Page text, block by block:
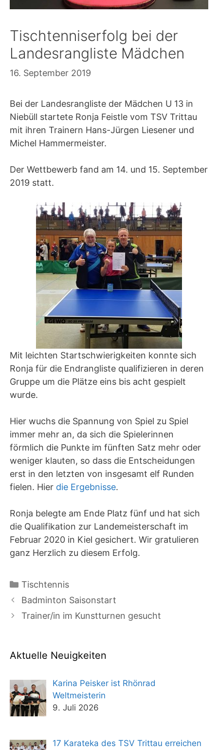
Tischtenniserfolg bei der
Landesrangliste Mädchen
16. September 2019
Bei der Landesrangliste der Mädchen U 13 in
Niebüll startete Ronja Feistle vom TSV Trittau
mit ihren Trainern Hans-Jürgen Liesener und
Michel Hammermeister.
Der Wettbewerb fand am 14. und 15. September
2019 statt.
Mit leichten Startschwierigkeiten konnte sich
Ronja für die Endrangliste qualifizieren in deren
Gruppe um die Plätze eins bis acht gespielt
wurde.
Hier wuchs die Spannung von Spiel zu Spiel
immer mehr an, da sich die Spielerinnen
förmlich die Punkte im fünften Satz mehr oder
weniger klauten, so dass die Entscheidungen
erst in den letzten von insgesamt elf Runden
fielen. Hier die Ergebnisse.
Ronja belegte am Ende Platz fünf und hat sich
die Qualifikation zur Landemeisterschaft im
Februar 2020 in Kiel gesichert. Wir gratulieren
ganz Herzlich zu diesem Erfolg.
Kategorien
Tischtennis
Badminton Saisonstart
Trainer/in im Kunstturnen gesucht
Aktuelle Neuigkeiten
Karina Peisker ist Rhönrad
Weltmeisterin
9. Juli 2026
17 Karateka des TSV Trittau erreichen